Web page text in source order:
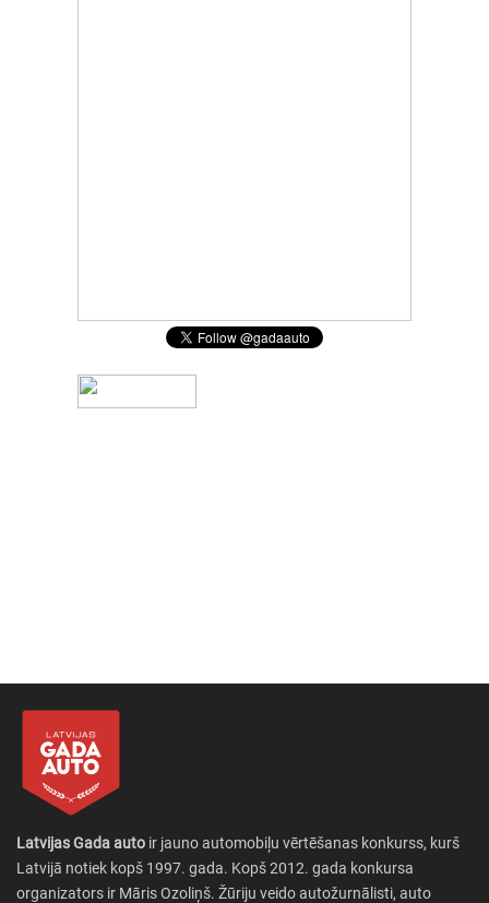
Latvijas Gada auto ir jauno automobiļu vērtēšanas konkurss, kurš
Latvijā notiek kopš 1997. gada. Kopš 2012. gada konkursa
organizators ir Māris Ozoliņš. Žūriju veido autožurnālisti, auto